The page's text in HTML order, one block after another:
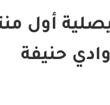
أول
حنيفة